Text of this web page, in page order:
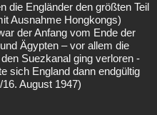
die Engländer den größten Teil
Ausnahme Hongkongs)
der Anfang vom Ende der
Ägypten – vor allem die
Suezkanal ging verloren -
sich England dann endgültig
August 1947)